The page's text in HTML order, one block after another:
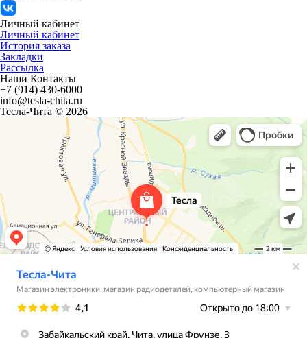
Личный кабинет
Личный кабинет
История заказа
Закладки
Рассылка
Наши Контакты
+7 (914) 430-6000
info@tesla-chita.ru
Тесла-Чита © 2026